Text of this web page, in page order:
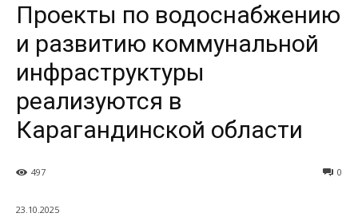
Проекты по водоснабжению
и развитию коммунальной
инфраструктуры
реализуются в
Карагандинской области
0
497
23.10.2025